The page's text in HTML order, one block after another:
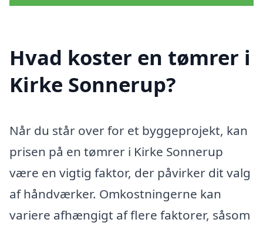
Hvad koster en tømrer i
Kirke Sonnerup?
Når du står over for et byggeprojekt, kan
prisen på en tømrer i Kirke Sonnerup
være en vigtig faktor, der påvirker dit valg
af håndværker. Omkostningerne kan
variere afhængigt af flere faktorer, såsom